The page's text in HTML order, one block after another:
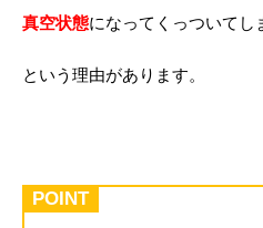
真空状態になってくっついてし
という理由があります。
POINT